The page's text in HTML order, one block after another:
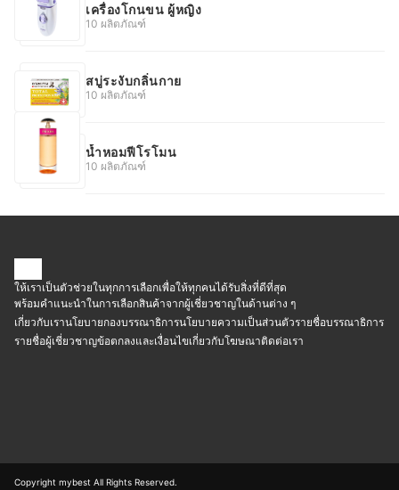
เครื่องโกนขน ผู้หญิง
10 ผลิตภัณฑ์
สบู่ระงับกลิ่นกาย
10 ผลิตภัณฑ์
น้ำหอมฟีโรโมน
10 ผลิตภัณฑ์
ให้เราเป็นตัวช่วยในทุกการเลือกเพื่อให้ทุกคนได้รับสิ่งที่ดีที่สุด
พร้อมคำแนะนำในการเลือกสินค้าจากผู้เชี่ยวชาญในด้านต่าง ๆ
เกี่ยวกับเรานโยบายกองบรรณาธิการนโยบายความเป็นส่วนตัวรายชื่อบรรณาธิการ
รายชื่อผู้เชี่ยวชาญข้อตกลงและเงื่อนไขเกี่ยวกับโฆษณาติดต่อเรา
Copyright mybest All Rights Reserved.